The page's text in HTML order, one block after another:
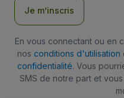
Je m’inscris
En vous connectant ou en
nos conditions d'utilisation
confidentialité. Vous
SMS de notre part et